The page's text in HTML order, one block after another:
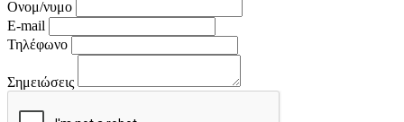
Ονομ/νυμο
E-mail
Τηλέφωνο
Σημειώσεις